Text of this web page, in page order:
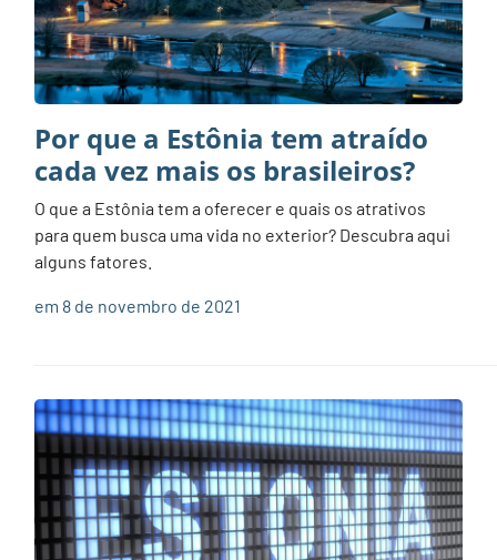
Por que a Estônia tem atraído
cada vez mais os brasileiros?
O que a Estônia tem a oferecer e quais os atrativos
para quem busca uma vida no exterior? Descubra aqui
alguns fatores.
em 8 de novembro de 2021